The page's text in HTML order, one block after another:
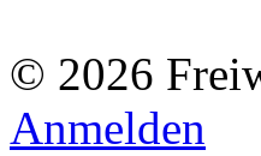
© 2026
Anmelden